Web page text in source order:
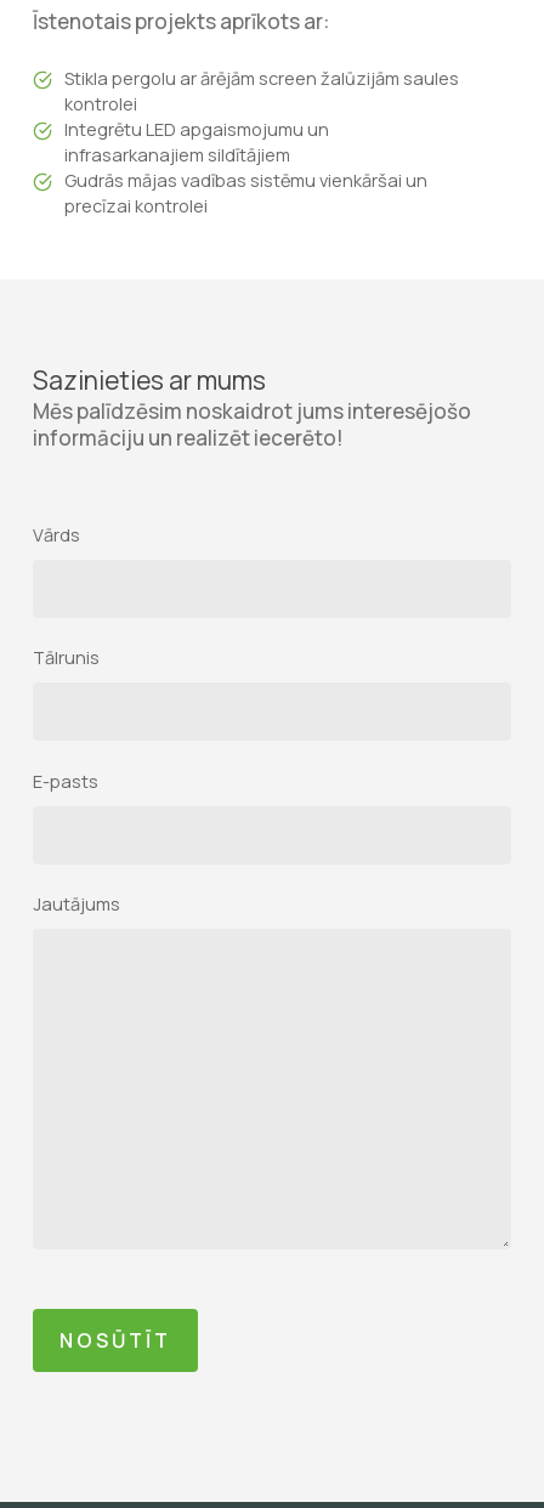
Īstenotais projekts aprīkots ar:
Stikla pergolu ar ārējām screen žalūzijām saules
kontrolei
Integrētu LED apgaismojumu un
infrasarkanajiem sildītājiem
Gudrās mājas vadības sistēmu vienkāršai un
precīzai kontrolei
Sazinieties ar mums
Mēs palīdzēsim noskaidrot jums interesējošo
informāciju un realizēt iecerēto!
Vārds
Tālrunis
E-pasts
Jautājums